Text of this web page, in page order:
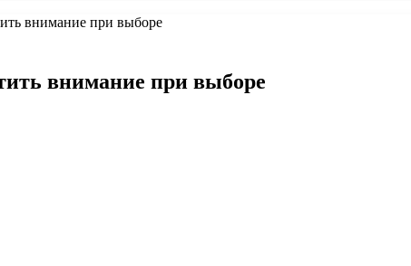
внимание при выборе
внимание при выборе